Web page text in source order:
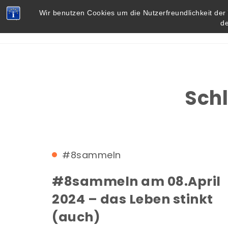
Wir benutzen Cookies um die Nutzerfreundlichkeit
Skip to content Vielbegabt.de
#8sammeln
#8sammeln am 08.April
2024 – das Leben stinkt
(auch)